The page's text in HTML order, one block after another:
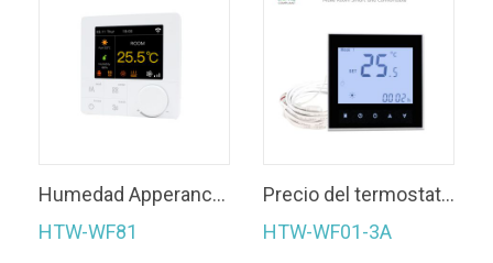
Humedad Apperance Control por voz Suelo radiante&Fan Coil Modbus&Wifi Mando Termostato multifunción
HTW-WF81
Precio del termostato digital
HTW-WF01-3A